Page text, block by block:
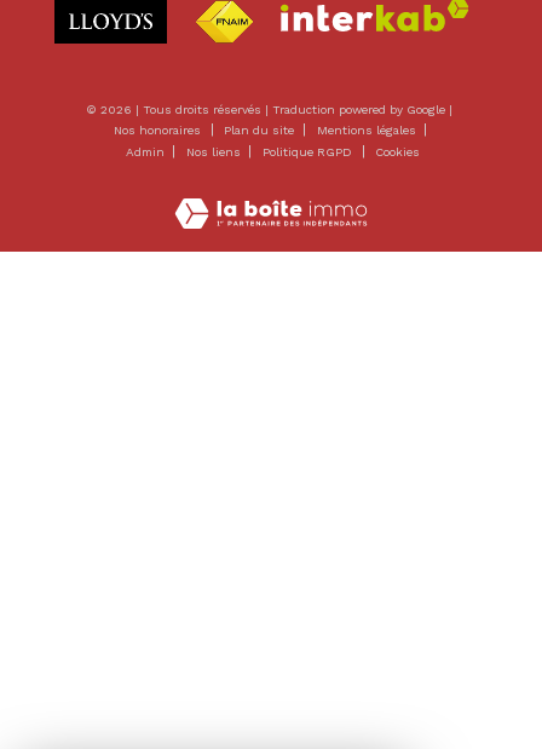
© 2026 | Tous droits réservés | Traduction powered by Google |
Nos honoraires
Plan du site
Mentions légales
Admin
Nos liens Politique RGPD Cookies